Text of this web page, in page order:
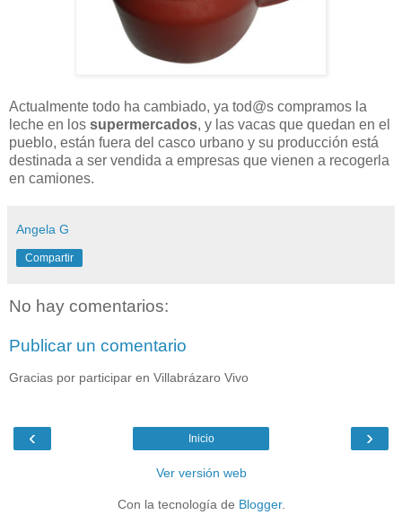
Actualmente todo ha cambiado, ya tod@s compramos la
leche en los supermercados, y las vacas que quedan en el
pueblo, están fuera del casco urbano y su producción está
destinada a ser vendida a empresas que vienen a recogerla
en camiones.
Angela G
Compartir
No hay comentarios:
Publicar un comentario
Gracias por participar en Villabrázaro Vivo
‹ ›
Inicio
Ver versión web
Con la tecnología de Blogger.